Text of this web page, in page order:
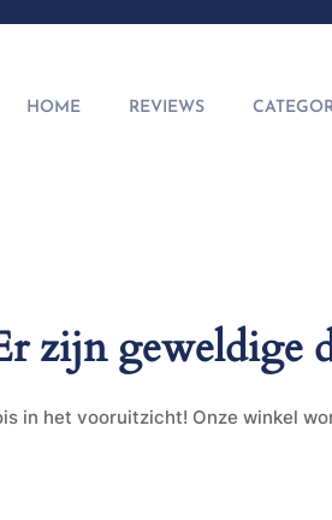
HOME REVIEWS
zijn geweldige
in het vooruitzicht! Onze winkel